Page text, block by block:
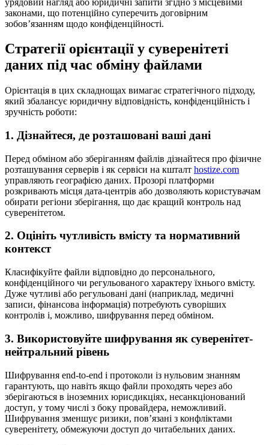
законами, що потенційно суперечить договірним
зобов’язанням щодо конфіденційності.
Стратегії орієнтації у суверенітеті
даних під час обміну файлами
Орієнтація в цих складнощах вимагає стратегічного підходу,
який збалансує юридичну відповідність, конфіденційність і
зручність роботи:
1. Дізнайтеся, де розташовані ваші дані
Перед обміном або зберіганням файлів дізнайтеся про фізичне
розташування серверів і як сервіси на кшталт hostize.com
управляють географією даних. Прозорі платформи
розкривають місця дата-центрів або дозволяють користувачам
обирати регіони зберігання, що дає кращий контроль над
суверенітетом.
2. Оцініть чутливість вмісту та нормативний
контекст
Класифікуйте файли відповідно до персонального,
конфіденційного чи регульованого характеру їхнього вмісту.
Дуже чутливі або регульовані дані (наприклад, медичні
записи, фінансова інформація) потребують суворіших
контролів і, можливо, шифрування перед обміном.
3. Використовуйте шифрування як суверенітет-
нейтральний рівень
Шифрування end-to-end і протоколи із нульовим знанням
гарантують, що навіть якщо файли проходять через або
зберігаються в іноземних юрисдикціях, несанкціонований
доступ, у тому числі з боку провайдера, неможливий.
Шифрування зменшує ризики, пов’язані з конфліктами
суверенітету, обмежуючи доступ до читабельних даних.